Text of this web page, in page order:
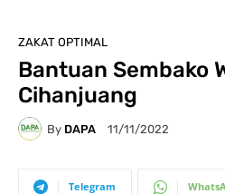
ZAKAT OPTIMAL
Bantuan Sembako
Cihanjuang
By DAPA 11/11/2022
Telegram